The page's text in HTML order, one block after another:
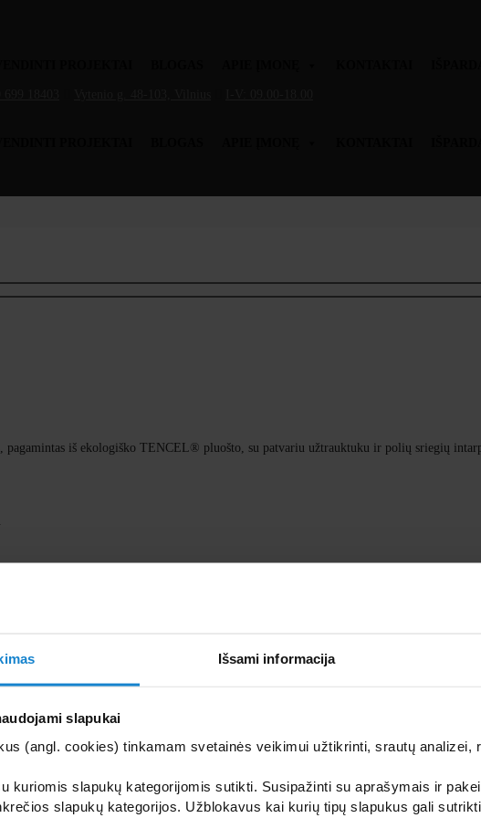
Išsami informacija
slapukai
(angl. cookies) tinkamam svetainės veikimui užtikrinti, srautų analizei,
kuriomis slapukų kategorijomis sutikti. Susipažinti su aprašymais ir
slapukų kategorijos. Užblokavus kai kurių tipų slapukus gali
pagamintas iš ekologiško TENCEL® pluošto, su patvariu užtrauktuku ir polių sriegių
pagamintas iš ekologiško TENCEL® pluošto, su patvariu užtrauktuku ir polių sriegių
pirtis tampa dar patogesnė nei bet kada, tuo pačiu sukuriant jaukią atmosferą.